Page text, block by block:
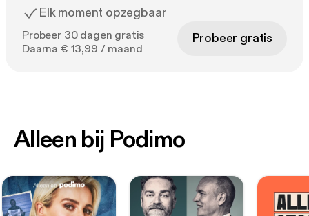
Elk moment opzegbaar
Probeer 30 dagen gratis
Daarna € 13,99 / maand
Probeer gratis
Alleen bij Podimo